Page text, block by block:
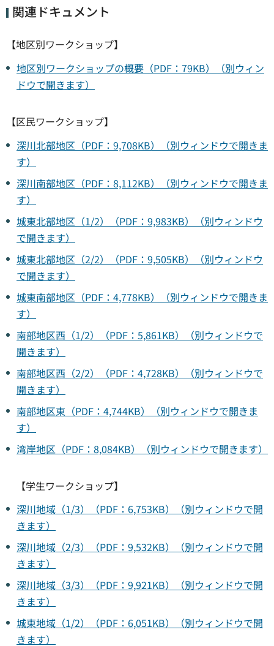
関連ドキュメント
【地区別ワークショップ】
地区別ワークショップの概要（PDF：79KB）（別ウィン
ドウで開きます）
【区民ワークショップ】
深川北部地区（PDF：9,708KB）（別ウィンドウで開きま
す）
深川南部地区（PDF：8,112KB）（別ウィンドウで開きま
す）
城東北部地区（1/2）（PDF：9,983KB）（別ウィンドウ
で開きます）
城東北部地区（2/2）（PDF：9,505KB）（別ウィンドウ
で開きます）
城東南部地区（PDF：4,778KB）（別ウィンドウで開きま
す）
南部地区西（1/2）（PDF：5,861KB）（別ウィンドウで
開きます）
南部地区西（2/2）（PDF：4,728KB）（別ウィンドウで
開きます）
南部地区東（PDF：4,744KB）（別ウィンドウで開きま
す）
湾岸地区（PDF：8,084KB）（別ウィンドウで開きます）
【学生ワークショップ】
深川地域（1/3）（PDF：6,753KB）（別ウィンドウで開
きます）
深川地域（2/3）（PDF：9,532KB）（別ウィンドウで開
きます）
深川地域（3/3）（PDF：9,921KB）（別ウィンドウで開
きます）
城東地域（1/2）（PDF：6,051KB）（別ウィンドウで開
きます）